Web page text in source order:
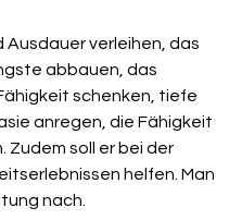
Ausdauer verleihen, das
abbauen, das
schenken, tiefe
anregen, die Fähigkeit
Zudem soll er bei der
helfen. Man
nach.